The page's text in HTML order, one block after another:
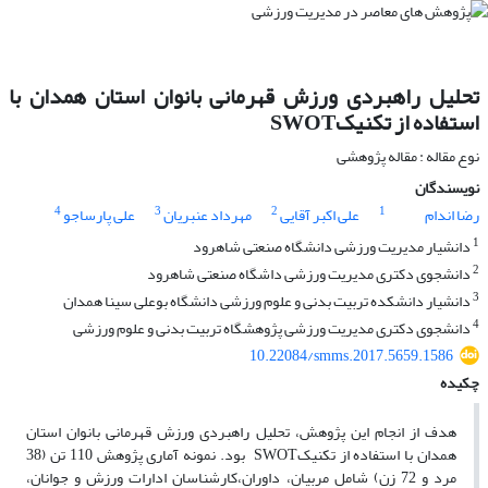
تحلیل راهبردی ورزش قهرمانی بانوان استان همدان با
استفاده از تکنیکSWOT
نوع مقاله : مقاله پژوهشی
نویسندگان
رضا اندام
1 علی اکبر آقایی2 مهرداد عنبریان3 علی پارساجو4
1 دانشیار مدیریت ورزشی دانشگاه صنعتی شاهرود
2دانشجوی دکتری مدیریت ورزشی داشگاه صنعتی شاهرود
3دانشیار دانشکده تربیت بدنی و علوم ورزشی دانشگاه بوعلی سینا همدان
4دانشجوی دکتری مدیریت ورزشی پژوهشگاه تربیت بدنی و علوم ورزشی
10.22084/smms.2017.5659.1586
چکیده
هدف از انجام این پژوهش، تحلیل راهبردی ورزش قهرمانی بانوان استان
همدان با استفاده از تکنیکSWOT بود. نمونه آماری پژوهش 110 تن (38
مرد و 72 زن) شامل مربیان، داوران،کارشناسان ادارات ورزش و جوانان،